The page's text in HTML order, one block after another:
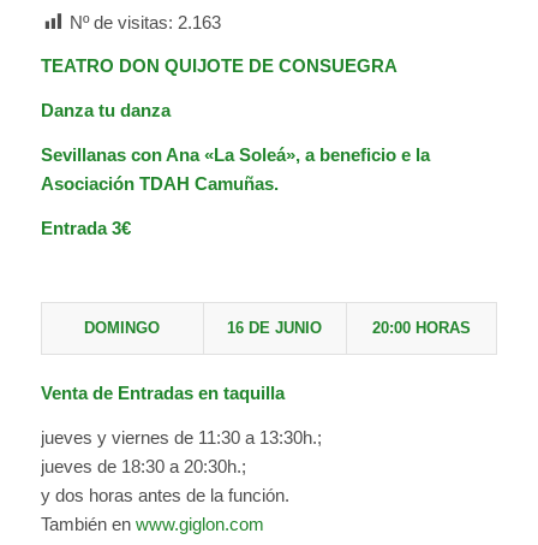
Nº de visitas: 2.163
TEATRO DON QUIJOTE DE CONSUEGRA
Danza tu danza
Sevillanas con Ana «La Soleá», a beneficio e la
Asociación TDAH Camuñas.
Entrada 3€
DOMINGO 16 DE JUNIO 20:00 HORAS
Venta de Entradas en taquilla
jueves y viernes de 11:30 a 13:30h.;
jueves de 18:30 a 20:30h.;
y dos horas antes de la función.
También en www.giglon.com